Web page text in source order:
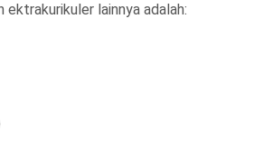
ektrakurikuler lainnya adalah: